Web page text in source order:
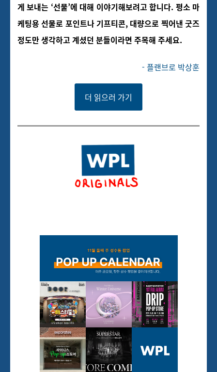
게 보내는 ‘선물’에 대해 이야기해보려고 합니다. 평소 마
케팅용 선물로 포인트나 기프티콘, 대량으로 찍어낸 굿즈
정도만 생각하고 계셨던 분들이라면 주목해 주세요.
- 플랜브로 박상훈
더 읽으러 가기